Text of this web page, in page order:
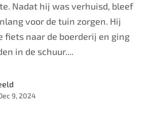
Nadat hij was verhuisd, bleef
voor de tuin zorgen. Hij
fiets naar de boerderij en ging
in de schuur....
9, 2024